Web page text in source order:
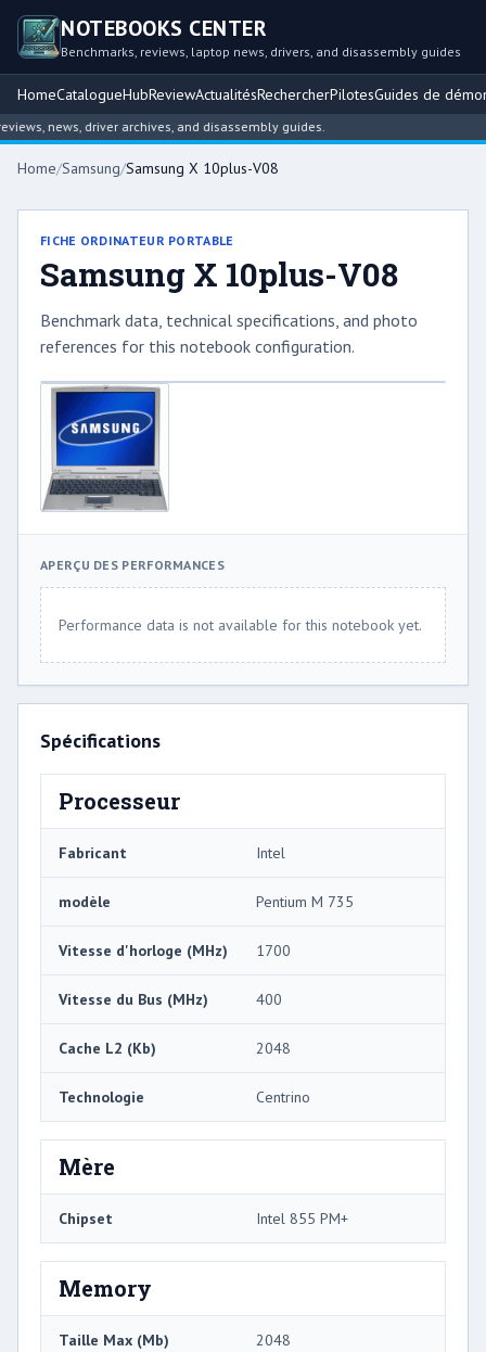
NOTEBOOKS CENTER
Benchmarks, reviews, laptop news, drivers, and disassembly guides
HomeCatalogueHubReviewActualitésRechercherPilotesGuides de
news, driver archives, and disassembly guides.
Home/Samsung/Samsung X 10plus-V08
FICHE ORDINATEUR PORTABLE
Samsung X 10plus-V08
Benchmark data, technical specifications, and photo
references for this notebook configuration.
APERÇU DES PERFORMANCES
Performance data is not available for this notebook yet.
Spécifications
Processeur
Fabricant Intel
modèle Pentium M 735
Vitesse d'horloge (MHz) 1700
Vitesse du Bus (MHz) 400
Cache L2 (Kb) 2048
Technologie Centrino
Mère
Chipset Intel 855 PM+
Memory
Taille Max (Mb) 2048